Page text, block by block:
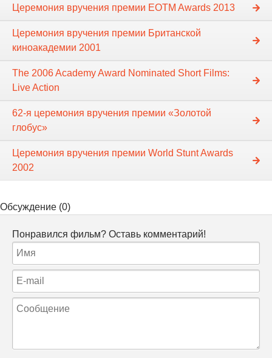
Церемония вручения премии EOTM Awards 2013
Церемония вручения премии Британской
киноакадемии 2001
The 2006 Academy Award Nominated Short Films:
Live Action
62-я церемония вручения премии «Золотой
глобус»
Церемония вручения премии World Stunt Awards
2002
Обсуждение (0)
Понравился фильм? Оставь комментарий!